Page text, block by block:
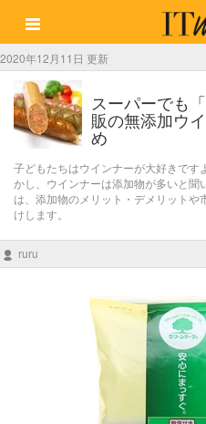
2020年12月11日 更新
スーパーでも
販の無添加ウ
め
子どもたちはウインナーが大好きです
かし、ウインナーは添加物が多いと
は、添加物のメリット・デメリット
けします。
ruru